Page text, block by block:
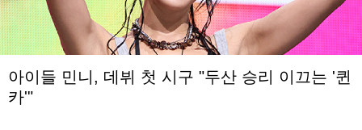
아이들 민니, 데뷔 첫 시구 "두산 승리 이끄는 '퀸
카'"